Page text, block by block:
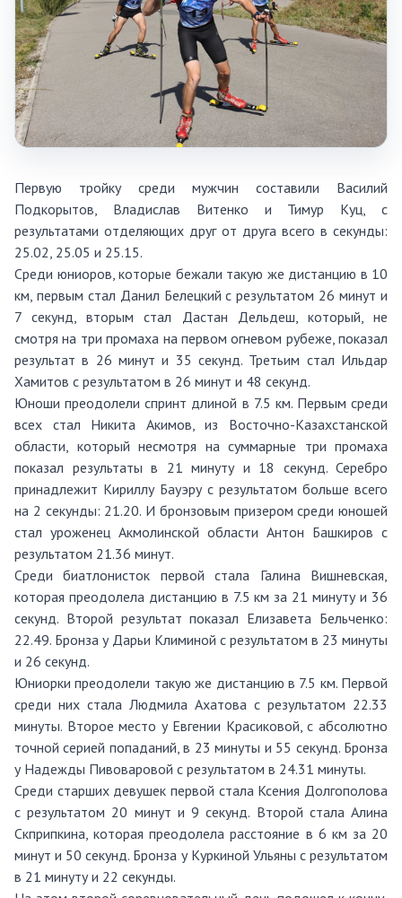
Первую тройку среди мужчин составили Василий
Подкорытов, Владислав Витенко и Тимур Куц, с
результатами отделяющих друг от друга всего в секунды:
25.02, 25.05 и 25.15.
Среди юниоров, которые бежали такую же дистанцию в 10
км, первым стал Данил Белецкий с результатом 26 минут и
7 секунд, вторым стал Дастан Дельдеш, который, не
смотря на три промаха на первом огневом рубеже, показал
результат в 26 минут и 35 секунд. Третьим стал Ильдар
Хамитов с результатом в 26 минут и 48 секунд.
Юноши преодолели спринт длиной в 7.5 км. Первым среди
всех стал Никита Акимов, из Восточно-Казахстанской
области, который несмотря на суммарные три промаха
показал результаты в 21 минуту и 18 секунд. Серебро
принадлежит Кириллу Бауэру с результатом больше всего
на 2 секунды: 21.20. И бронзовым призером среди юношей
стал уроженец Акмолинской области Антон Башкиров с
результатом 21.36 минут.
Среди биатлонисток первой стала Галина Вишневская,
которая преодолела дистанцию в 7.5 км за 21 минуту и 36
секунд. Второй результат показал Елизавета Бельченко:
22.49. Бронза у Дарьи Климиной с результатом в 23 минуты
и 26 секунд.
Юниорки преодолели такую же дистанцию в 7.5 км. Первой
среди них стала Людмила Ахатова с результатом 22.33
минуты. Второе место у Евгении Красиковой, с абсолютно
точной серией попаданий, в 23 минуты и 55 секунд. Бронза
у Надежды Пивоваровой с результатом в 24.31 минуты.
Среди старших девушек первой стала Ксения Долгополова
с результатом 20 минут и 9 секунд. Второй стала Алина
Скприпкина, которая преодолела расстояние в 6 км за 20
минут и 50 секунд. Бронза у Куркиной Ульяны с результатом
в 21 минуту и 22 секунды.